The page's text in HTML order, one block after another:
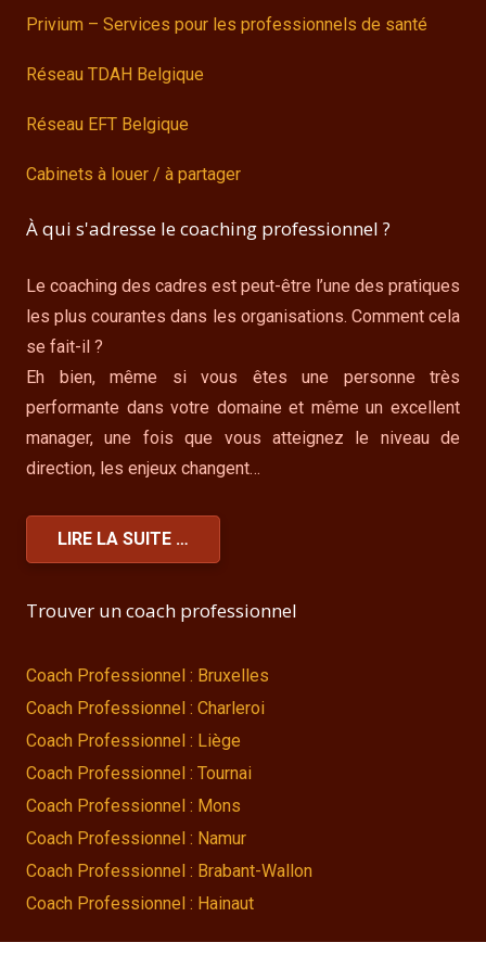
Privium – Services pour les professionnels de santé
Réseau TDAH Belgique
Réseau EFT Belgique
Cabinets à louer / à partager
À qui s'adresse le coaching professionnel ?
Le coaching des cadres est peut-être l’une des pratiques
les plus courantes dans les organisations. Comment cela
se fait-il ?
Eh bien, même si vous êtes une personne très
performante dans votre domaine et même un excellent
manager, une fois que vous atteignez le niveau de
direction, les enjeux changent…
LIRE LA SUITE …
Trouver un coach professionnel
Coach Professionnel : Bruxelles
Coach Professionnel : Charleroi
Coach Professionnel : Liège
Coach Professionnel : Tournai
Coach Professionnel : Mons
Coach Professionnel : Namur
Coach Professionnel : Brabant-Wallon
Coach Professionnel : Hainaut